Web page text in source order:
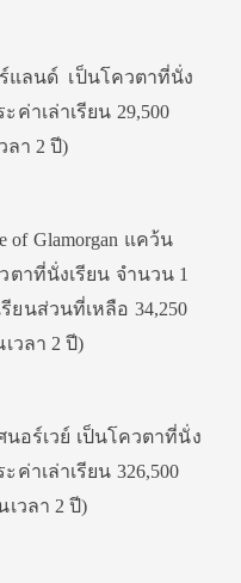
ร์แลนด์ เป็นโควตาที่นั่ง
ค่าเล่าเรียน 29,500
ลา 2 ปี)
of Glamorgan แคว้น
ตาที่นั่งเรียน จำนวน 1
ยนส่วนที่เหลือ 34,250
วลา 2 ปี)
นอร์เวย์ เป็นโควตาที่นั่ง
ค่าเล่าเรียน 326,500
วลา 2 ปี)